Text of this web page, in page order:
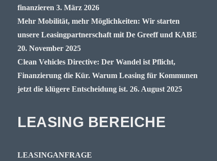
finanzieren 3. März 2026
Mehr Mobilität, mehr Möglichkeiten: Wir starten
unsere Leasingpartnerschaft mit De Greeff und KABE
20. November 2025
Clean Vehicles Directive: Der Wandel ist Pflicht,
Finanzierung die Kür. Warum Leasing für Kommunen
jetzt die klügere Entscheidung ist. 26. August 2025
LEASING BEREICHE
LEASINGANFRAGE